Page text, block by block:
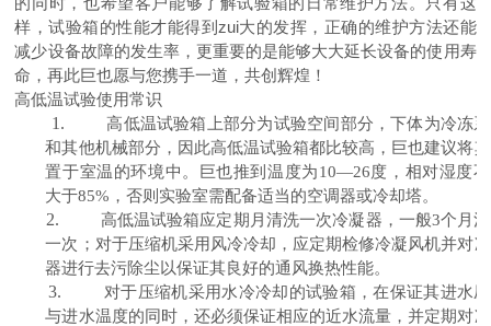
样，试验箱的性能才能得到zui大的发挥，正确的维护方法还能
减少设备故障的发生率，更重要的是能够大大延长设备的使用寿
命，再此巨也愿与您携手一道，共创辉煌！
高低温试验使用常识
1.
高低温试验箱上部分为试验空间部分，下体为冷冻
和其他机械部分，因此高低温试验箱都比较高，巨也建议将
置于室温的环境中。巨也推到温度为10—26度，相对湿度
大于85% ，否则实验室需配备适当的空调器或冷却塔。
2.
高低温试验箱应定期月清洗一次冷凝器，一般3个月
一次；对于压缩机采用风冷冷却，应定期检修冷凝风机并对
器进行去污除尘以保证其良好的通风换热性能。
3.
对于压缩机采用水冷冷却的试验箱，在保证其进水
与进水温度的同时，还必须保证相应的近水流量，并定期对